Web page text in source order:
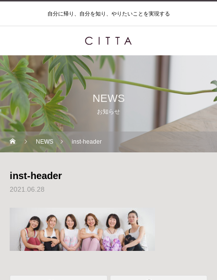
自分に帰り、自分を知り、やりたいことを実現する
NEWS
お知らせ
NEWS inst-header
inst-header
2021.06.28